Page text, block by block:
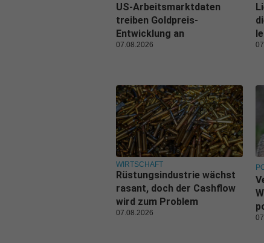
US-Arbeitsmarktdaten
treiben Goldpreis-
Entwicklung an
07.08.2026
WIRTSCHAFT
Rüstungsindustrie wächst
rasant, doch der Cashflow
wird zum Problem
07.08.2026